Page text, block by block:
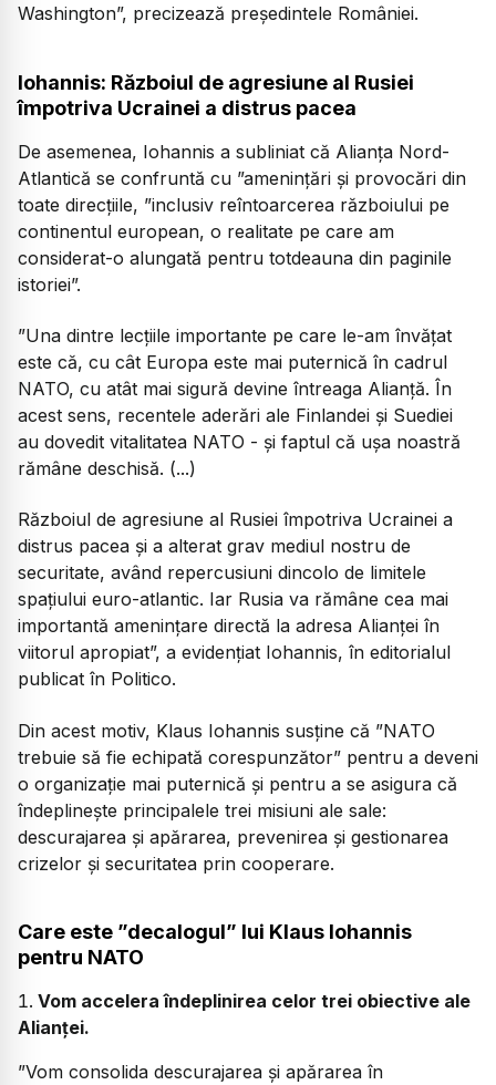
Washington”, precizează președintele României.
Iohannis: Războiul de agresiune al Rusiei
împotriva Ucrainei a distrus pacea
De asemenea, Iohannis a subliniat că Alianța Nord-
Atlantică se confruntă cu ”amenințări și provocări din
toate direcțiile, ”inclusiv reîntoarcerea războiului pe
continentul european, o realitate pe care am
considerat-o alungată pentru totdeauna din paginile
istoriei”.
”Una dintre lecțiile importante pe care le-am învățat
este că, cu cât Europa este mai puternică în cadrul
NATO, cu atât mai sigură devine întreaga Alianță. În
acest sens, recentele aderări ale Finlandei și Suediei
au dovedit vitalitatea NATO - și faptul că ușa noastră
rămâne deschisă. (...)
Războiul de agresiune al Rusiei împotriva Ucrainei a
distrus pacea și a alterat grav mediul nostru de
securitate, având repercusiuni dincolo de limitele
spațiului euro-atlantic. Iar Rusia va rămâne cea mai
importantă amenințare directă la adresa Alianței în
viitorul apropiat”, a evidențiat Iohannis, în editorialul
publicat în Politico.
Din acest motiv, Klaus Iohannis susține că ”NATO
trebuie să fie echipată corespunzător” pentru a deveni
o organizație mai puternică și pentru a se asigura că
îndeplinește principalele trei misiuni ale sale:
descurajarea și apărarea, prevenirea și gestionarea
crizelor și securitatea prin cooperare.
Care este ”decalogul” lui Klaus Iohannis
pentru NATO
Vom accelera îndeplinirea celor trei obiective ale
Alianței.
”Vom consolida descurajarea și apărarea în